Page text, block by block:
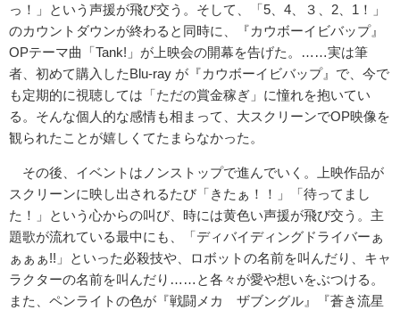
っ！」という声援が飛び交う。そして、「5、4、３、2、1！」
のカウントダウンが終わると同時に、『カウボーイビバップ』
OPテーマ曲「Tank!」が上映会の開幕を告げた。……実は筆
者、初めて購入したBlu-ray が『カウボーイビバップ』で、今で
も定期的に視聴しては「ただの賞金稼ぎ」に憧れを抱いてい
る。そんな個人的な感情も相まって、大スクリーンでOP映像を
観られたことが嬉しくてたまらなかった。
その後、イベントはノンストップで進んでいく。上映作品が
スクリーンに映し出されるたび「きたぁ！！」「待ってまし
た！」という心からの叫び、時には黄色い声援が飛び交う。主
題歌が流れている最中にも、「ディバイディングドライバーぁ
ぁぁぁ!!」といった必殺技や、ロボットの名前を叫んだり、キャ
ラクターの名前を叫んだり……と各々が愛や想いをぶつける。
また、ペンライトの色が『戦闘メカ ザブングル』『蒼き流星